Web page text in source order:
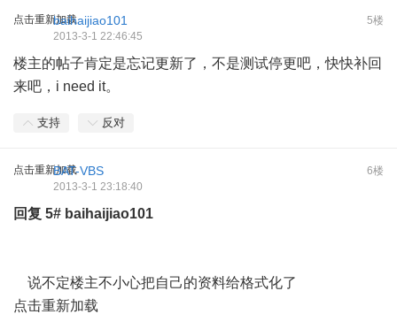
点击重新加载 5楼
baihaijiao101
2013-3-1 22:46:45
楼主的帖子肯定是忘记更新了，不是测试停更吧，快快补回
来吧，i need it。
支持 反对
点击重新加载 6楼
BAT-VBS
2013-3-1 23:18:40
回复 5# baihaijiao101
说不定楼主不小心把自己的资料给格式化了
点击重新加载